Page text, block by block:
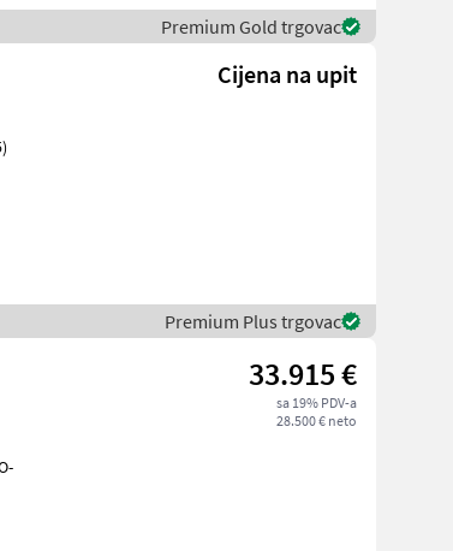
Premium Gold trgovac
Cijena na upit
Premium Plus trgovac
33.915 €
sa 19% PDV-a
28.500 € neto